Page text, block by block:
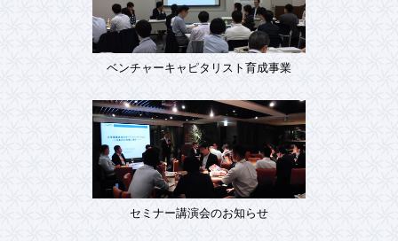
ベンチャーキャピタリスト育成事業
セミナー講演会のお知らせ